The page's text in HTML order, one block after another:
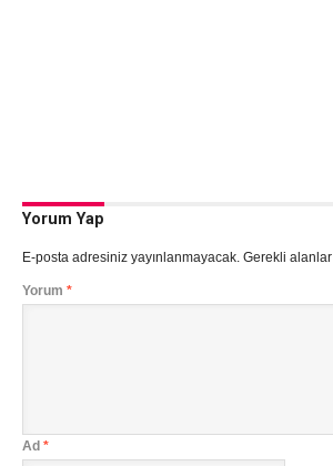
Yorum Yap
E-posta adresiniz yayınlanmayacak. Gerekli alanlar
Yorum *
Ad *